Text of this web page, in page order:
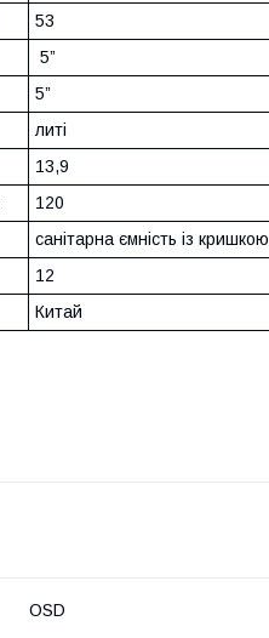
53
5”
5”
литі
13,9
120
санітарна ємність із кришкою
12
Китай
ОSD